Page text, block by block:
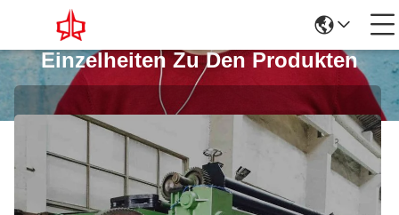
Einzelheiten Zu Den Produkten